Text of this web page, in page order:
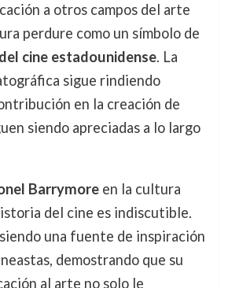
a otros campos del arte
perdure como un símbolo de
cine estadounidense. La
sigue rindiendo
en la creación de
siendo apreciadas a lo largo
Barrymoreen la cultura
del cine es indiscutible.
una fuente de inspiración
demostrando que su
al arte no solo le